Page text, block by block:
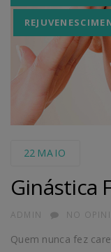
22 MAIO
Ginástica
AUTHOR
ADMIN NO
Quem nunca fez